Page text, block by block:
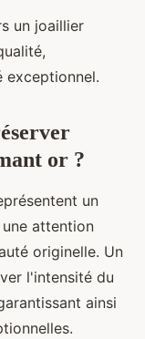
un joaillier
exceptionnel.
or ?
un
attention
originelle. Un
l'intensité du
ainsi